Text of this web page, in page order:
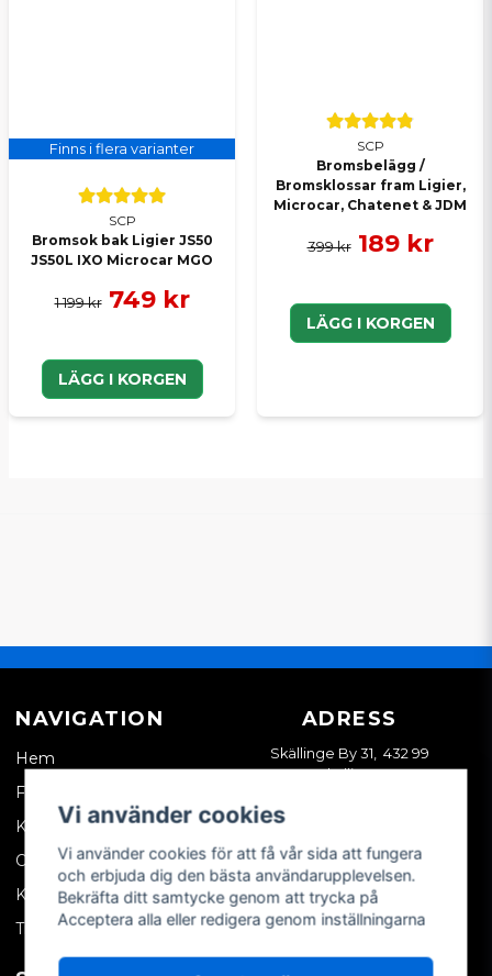
Finns i flera varianter
SCP
Bromsok bak Ligier JS50
JS50L IXO Microcar MGO
1 199 kr 749 kr
LÄGG I KORGEN
SCP
Bromsbelägg /
Bromsklossar fram Ligier,
Microcar, Chatenet & JDM
399 kr 189 kr
LÄGG I KORGEN
NAVIGATION
Hem
Företagskund
Kontakta oss
Om oss
Köpvillkor
Tips & trix
ADRESS
Skällinge By 31, 432 99
Skällinge
Vi använder cookies
Vi använder cookies för att få vår sida att fungera
och erbjuda dig den bästa användarupplevelsen.
Bekräfta ditt samtycke genom att trycka på
Acceptera alla eller redigera genom inställningarna